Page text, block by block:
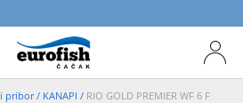
pribor/ KANAPI / RIO GOLD PREMIER WF 6 F